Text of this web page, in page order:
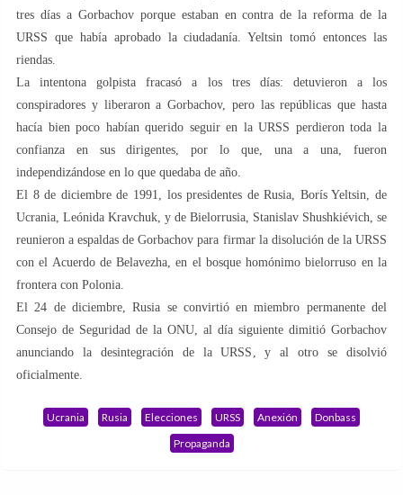
tres días a Gorbachov porque estaban en contra de la reforma de la
URSS que había aprobado la ciudadanía. Yeltsin tomó entonces las
riendas.
La intentona golpista fracasó a los tres días: detuvieron a los
conspiradores y liberaron a Gorbachov, pero las repúblicas que hasta
hacía bien poco habían querido seguir en la URSS perdieron toda la
confianza en sus dirigentes, por lo que, una a una, fueron
independizándose en lo que quedaba de año.
El 8 de diciembre de 1991, los presidentes de Rusia, Borís Yeltsin, de
Ucrania, Leónida Kravchuk, y de Bielorrusia, Stanislav Shushkiévich, se
reunieron a espaldas de Gorbachov para firmar la disolución de la URSS
con el Acuerdo de Belavezha, en el bosque homónimo bielorruso en la
frontera con Polonia.
El 24 de diciembre, Rusia se convirtió en miembro permanente del
Consejo de Seguridad de la ONU, al día siguiente dimitió Gorbachov
anunciando la desintegración de la URSS, y al otro se disolvió
oficialmente.
Ucrania Rusia Elecciones URSS Anexión
Donbass
Propaganda